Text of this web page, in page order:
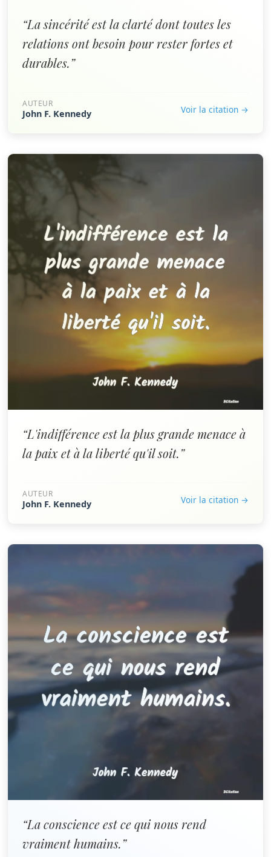
“La sincérité est la clarté dont toutes les
relations ont besoin pour rester fortes et
durables.”
AUTEUR
John F. Kennedy Voir la citation →
“L'indifférence est la plus grande menace à
la paix et à la liberté qu'il soit.”
AUTEUR
John F. Kennedy Voir la citation →
“La conscience est ce qui nous rend
vraiment humains.”